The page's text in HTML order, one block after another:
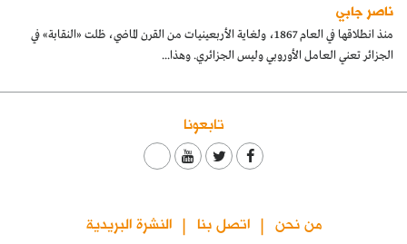
كتّابنا
الأرشيف
ناصر جابي
منذ انطلاقها في العام 1867، ولغاية الأربعينيات من القرن الماضي، ظلت «النقابة» في
الجزائر تعني العامل الأوروبي وليس الجزائري. وهذا...
تابعونا
من نحن اتصل بنا النشرة البريدية